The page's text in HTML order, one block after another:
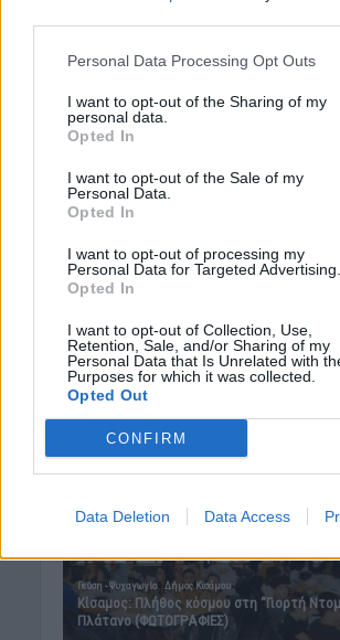
Personal Data Processing Opt Outs
I want to opt-out of the Sharing of my
personal data.
Opted In
I want to opt-out of the Sale of my
Personal Data.
Opted In
I want to opt-out of processing my
Personal Data for Targeted Advertising.
Opted In
I want to opt-out of Collection, Use,
Retention, Sale, and/or Sharing of my
Personal Data that Is Unrelated with
Purposes for which it was collected.
Opted Out
CONFIRM
Data Deletion Data Access
ΜΑΤΙΕΣ ΣΤΟ ΠΑΡΕΛΘΟΝ
Μπλεκ: O ήρωας που
Άγγλους και φορούσε
και γιλέκο χειμώνα
ΚΡΗΤΗ
8 Αυγούστου 2026 08:12
Κατσαρίδα στο σπίτι –
να ανησυχήσουμε
8 Αυγούστου 2026 08:08
Δημοφιλή αυτή την εβδομάδα